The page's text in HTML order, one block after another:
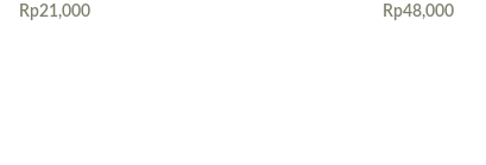
Rp21,000
Rp48,000